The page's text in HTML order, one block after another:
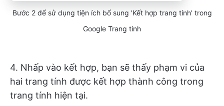
Bước 2 để sử dụng tiện ích bổ sung 'Kết hợp trang tính' trong
Google Trang tính
4. Nhấp vào kết hợp, bạn sẽ thấy phạm vi của
hai trang tính được kết hợp thành công trong
trang tính hiện tại.